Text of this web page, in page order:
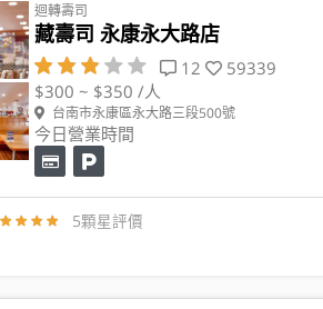
迴轉壽司
藏壽司 永康永大路店
12
59339
$300 ~ $350 /人
台南市永康區永大路三段500號
今日營業時間
5顆星評價